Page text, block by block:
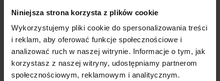
Niniejsza strona korzysta z plików cookie
Wykorzystujemy pliki cookie do spersonalizowania treści
i reklam, aby oferować funkcje społecznościowe i
analizować ruch w naszej witrynie. Informacje o tym, jak
korzystasz z naszej witryny, udostępniamy partnerom
społecznościowym, reklamowym i analitycznym.
Ekspert
Wybierz formę kontaktu
udzielenie wywiadu
komentarz do artykułu
udział w audycji radiowej na żywo
udział w nagraniu audycji radiowej
udział w audycji telewizyjnej na żywo